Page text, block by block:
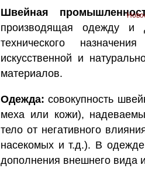
Швейная
производящая одежду и
технического
искусственной и
материалов.
Одежда: совокупность
меха или кожи),
тело от негативного
насекомых и т.д.). В
дополнения внешнего вида